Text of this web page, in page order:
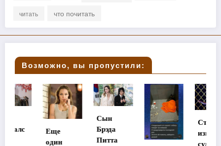
читать что почитать
Возможно, вы пропустили:
Еще
Сын
Стала
известна